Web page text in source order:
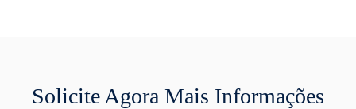
Solicite Agora Mais Informações